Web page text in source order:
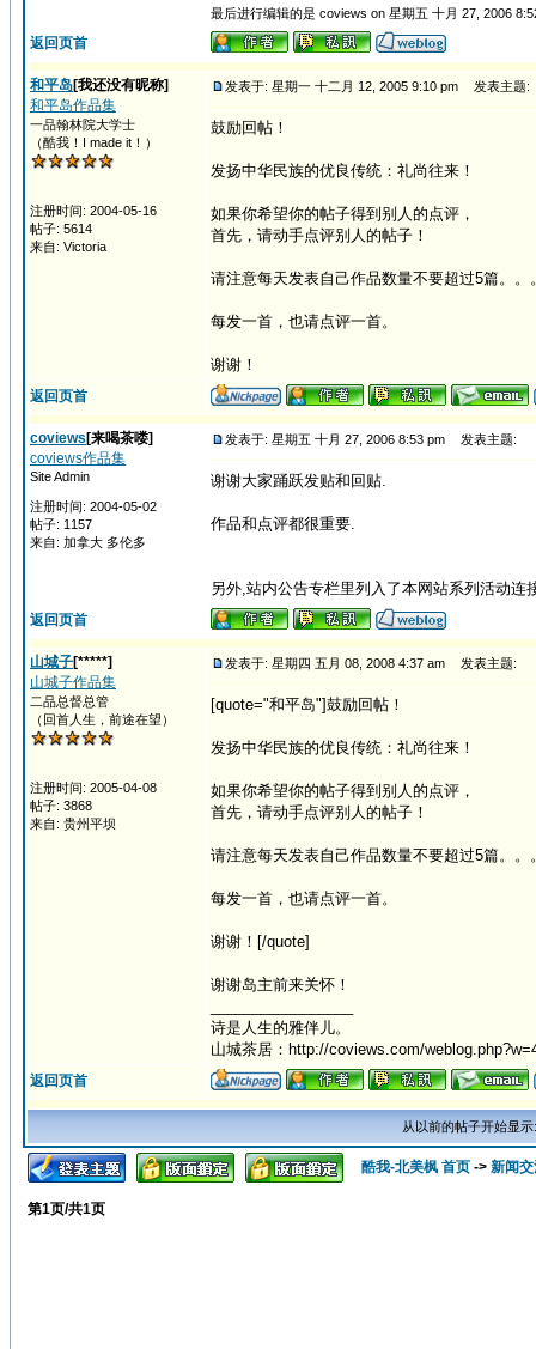
最后进行编辑的是 coviews on 星期五 十月 27, 2006
返回页首
和平岛[我还没有昵称]
和平岛作品集
一品翰林院大学士
（酷我！I made it！）
注册时间: 2004-05-16
帖子: 5614
来自: Victoria
发表于: 星期一 十二月 12, 2005 9:10 pm 发表主题:
鼓励回帖！
发扬中华民族的优良传统：礼尚往来！
如果你希望你的帖子得到别人的点评，
首先，请动手点评别人的帖子！
请注意每天发表自己作品数量不要超过5篇。。
每发一首，也请点评一首。
谢谢！
返回页首
coviews [来喝茶喽]
coviews作品集
Site Admin
注册时间: 2004-05-02
帖子: 1157
来自: 加拿大 多伦多
发表于: 星期五 十月 27, 2006 8:53 pm 发表主题:
谢谢大家踊跃发贴和回贴.
作品和点评都很重要.
另外,站内公告专栏里列入了本网站系列活动
返回页首
山城子[*****]
山城子作品集
二品总督总管
（回首人生，前途在望）
注册时间: 2005-04-08
帖子: 3868
来自: 贵州平坝
发表于: 星期四 五月 08, 2008 4:37 am 发表主题:
[quote="和平岛"]鼓励回帖！
发扬中华民族的优良传统：礼尚往来！
如果你希望你的帖子得到别人的点评，
首先，请动手点评别人的帖子！
请注意每天发表自己作品数量不要超过5篇。。
每发一首，也请点评一首。
谢谢！[/quote]
谢谢岛主前来关怀！
诗是人生的雅伴儿。
山城茶居：http://coviews.com/
返回页首
从以前的帖子开始显
酷我-北美枫 首页 -> 新闻
第1页/共1页